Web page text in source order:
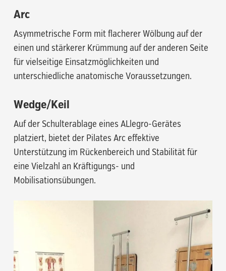
Arc
Asymmetrische Form mit flacherer Wölbung auf der
einen und stärkerer Krümmung auf der anderen Seite
für vielseitige Einsatzmöglichkeiten und
unterschiedliche anatomische Voraussetzungen.
Wedge/Keil
Auf der Schulterablage eines ALlegro-Gerätes
platziert, bietet der Pilates Arc effektive
Unterstützung im Rückenbereich und Stabilität für
eine Vielzahl an Kräftigungs- und
Mobilisationsübungen.